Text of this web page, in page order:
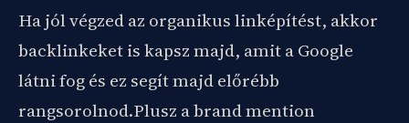
Ha jól végzed az organikus linképítést, akkor
backlinkeket is kapsz majd, amit a Google
látni fog és ez segít majd előrébb
rangsorolnod.Plusz a brand mention